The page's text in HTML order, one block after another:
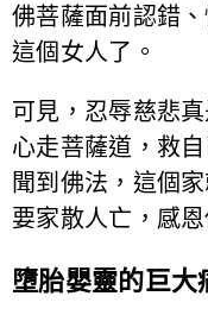
佛菩薩面前認錯
這個女人了。
可見，忍辱慈悲
心走菩薩道，救
聞到佛法，這個
要家散人亡，感
墮胎嬰靈的巨大